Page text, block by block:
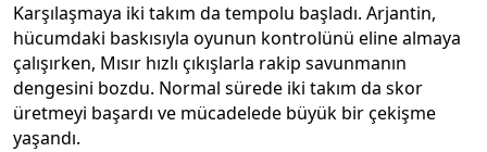
Karşılaşmaya iki takım da tempolu başladı. Arjantin,
hücumdaki baskısıyla oyunun kontrolünü eline almaya
çalışırken, Mısır hızlı çıkışlarla rakip savunmanın
dengesini bozdu. Normal sürede iki takım da skor
üretmeyi başardı ve mücadelede büyük bir çekişme
yaşandı.